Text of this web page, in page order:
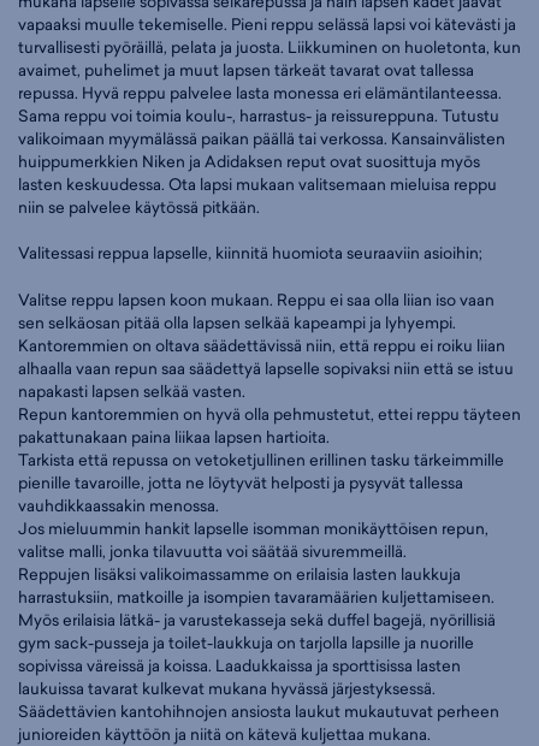
vapaaksi muulle tekemiselle. Pieni reppu selässä lapsi voi kätevästi ja
turvallisesti pyöräillä, pelata ja juosta. Liikkuminen on huoletonta, kun
avaimet, puhelimet ja muut lapsen tärkeät tavarat ovat tallessa
repussa. Hyvä reppu palvelee lasta monessa eri elämäntilanteessa.
Sama reppu voi toimia koulu-, harrastus- ja reissureppuna. Tutustu
valikoimaan myymälässä paikan päällä tai verkossa. Kansainvälisten
huippumerkkien Niken ja Adidaksen reput ovat suosittuja myös
lasten keskuudessa. Ota lapsi mukaan valitsemaan mieluisa reppu
niin se palvelee käytössä pitkään.
Valitessasi reppua lapselle, kiinnitä huomiota seuraaviin asioihin;
Valitse reppu lapsen koon mukaan. Reppu ei saa olla liian iso vaan
sen selkäosan pitää olla lapsen selkää kapeampi ja lyhyempi.
Kantoremmien on oltava säädettävissä niin, että reppu ei roiku liian
alhaalla vaan repun saa säädettyä lapselle sopivaksi niin että se istuu
napakasti lapsen selkää vasten.
Repun kantoremmien on hyvä olla pehmustetut, ettei reppu täyteen
pakattunakaan paina liikaa lapsen hartioita.
Tarkista että repussa on vetoketjullinen erillinen tasku tärkeimmille
pienille tavaroille, jotta ne löytyvät helposti ja pysyvät tallessa
vauhdikkaassakin menossa.
Jos mieluummin hankit lapselle isomman monikäyttöisen repun,
valitse malli, jonka tilavuutta voi säätää sivuremmeillä.
Reppujen lisäksi valikoimassamme on erilaisia lasten laukkuja
harrastuksiin, matkoille ja isompien tavaramäärien kuljettamiseen.
Myös erilaisia lätkä- ja varustekasseja sekä duffel bagejä, nyörillisiä
gym sack-pusseja ja toilet-laukkuja on tarjolla lapsille ja nuorille
sopivissa väreissä ja koissa. Laadukkaissa ja sporttisissa lasten
laukuissa tavarat kulkevat mukana hyvässä järjestyksessä.
Säädettävien kantohihnojen ansiosta laukut mukautuvat perheen
junioreiden käyttöön ja niitä on kätevä kuljettaa mukana.